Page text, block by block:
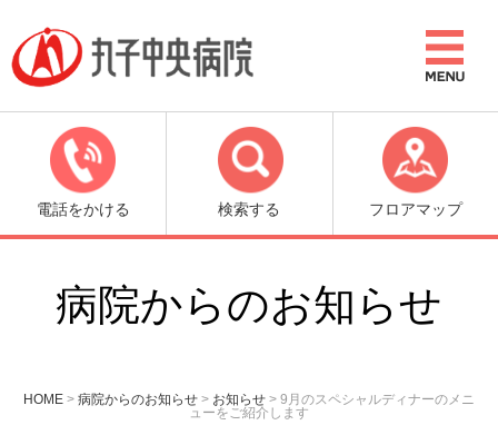
電話をかける 検索する フロアマップ
病院からのお知らせ
HOME > 病院からのお知らせ > お知らせ > 9月のスペシャルディナーのメニ
ューをご紹介します